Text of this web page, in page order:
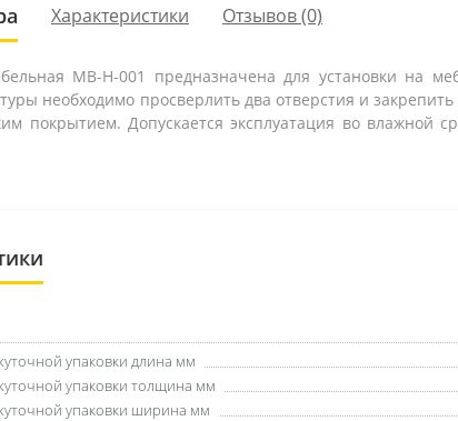
Характеристики Отзывов (0)
MB-H-001 предназначена для установки на
необходимо просверлить два отверстия и
покрытием. Допускается эксплуатация во влажной
упаковки длина мм
упаковки толщина мм
упаковки ширина мм